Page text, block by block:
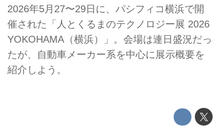
2026年5月27〜29日に、パシフィコ横浜で開
催された「人とくるまのテクノロジー展 2026
YOKOHAMA（横浜）」。会場は連日盛況だっ
たが、自動車メーカー系を中心に展示概要を
紹介しよう。